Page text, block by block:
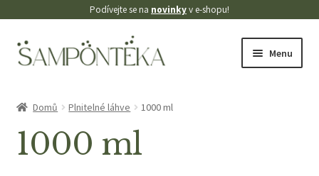
Podívejte se na novinkyv e-shopu!
Přeskočit
na
Přejít
k
Menu
Domů Plnitelné láhve 1000 ml
1000 ml